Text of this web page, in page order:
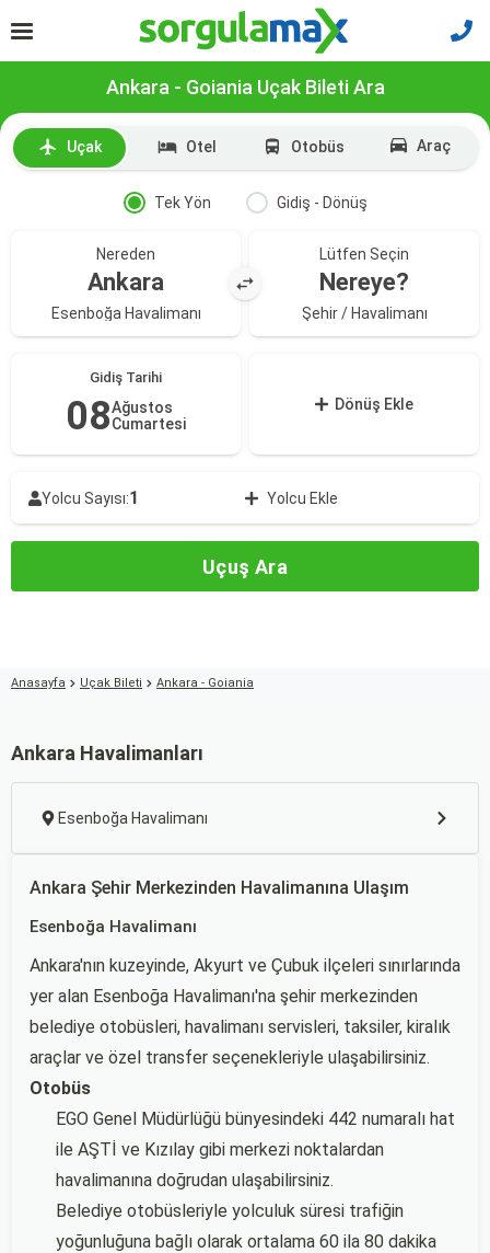
Ankara - Goiania Uçak Bileti Ara
Uçak Otel Otobüs Araç
Tek Yön Gidiş - Dönüş
Nereden
Ankara
Esenboğa Havalimanı
Lütfen Seçin
Nereye?
Şehir / Havalimanı
Gidiş Tarihi
08Ağustos
Cumartesi
Dönüş Ekle
Yolcu Sayısı:1 Yolcu Ekle
Uçuş Ara
Anasayfa Uçak Bileti Ankara - Goiania
Ankara Havalimanları
Esenboğa Havalimanı
Ankara Şehir Merkezinden Havalimanına Ulaşım
Esenboğa Havalimanı
Ankara'nın kuzeyinde, Akyurt ve Çubuk ilçeleri sınırlarında
yer alan Esenboğa Havalimanı'na şehir merkezinden
belediye otobüsleri, havalimanı servisleri, taksiler, kiralık
araçlar ve özel transfer seçenekleriyle ulaşabilirsiniz.
Otobüs
EGO Genel Müdürlüğü bünyesindeki 442 numaralı hat
ile AŞTİ ve Kızılay gibi merkezi noktalardan
havalimanına doğrudan ulaşabilirsiniz.
Belediye otobüsleriyle yolculuk süresi trafiğin
yoğunluğuna bağlı olarak ortalama 60 ila 80 dakika